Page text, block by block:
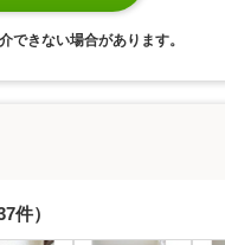
きない場合があります。
件）